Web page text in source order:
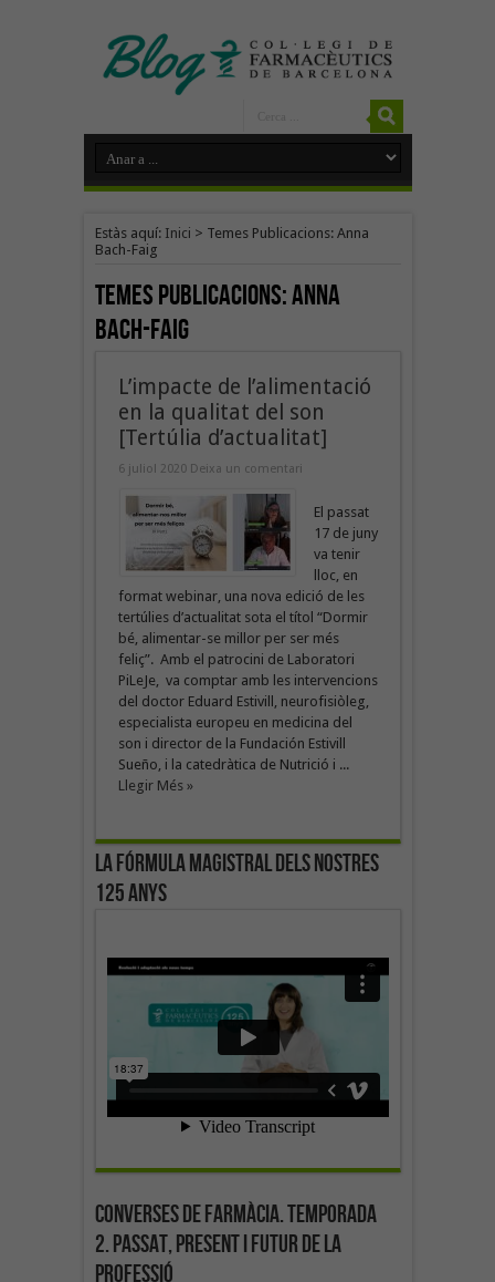
Estàs aquí: Inici > Temes Publicacions: Anna
Bach-Faig
Temes Publicacions:Anna
Bach-Faig
L’impacte de l’alimentació
en la qualitat del son
[Tertúlia d’actualitat]
6 juliol 2020 Deixa un comentari
El passat
17 de juny
va tenir
lloc, en
format webinar, una nova edició de les
tertúlies d’actualitat sota el títol “Dormir
bé, alimentar-se millor per ser més
feliç”. Amb el patrocini de Laboratori
PiLeJe, va comptar amb les intervencions
del doctor Eduard Estivill, neurofisiòleg,
especialista europeu en medicina del
son i director de la Fundación Estivill
Sueño, i la catedràtica de Nutrició i ...
Llegir Més »
La fórmula magistral dels nostres
125 anys
Converses de farmàcia. Temporada
2. Passat, present i futur de la
professió